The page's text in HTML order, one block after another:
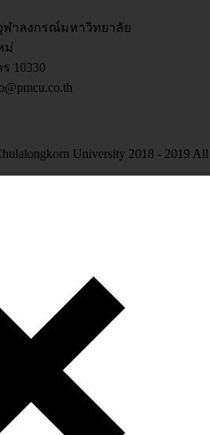
ฬาลงกรณ์มหาวิทยาลัย
ม่
10330
University 2018 - 2019 All